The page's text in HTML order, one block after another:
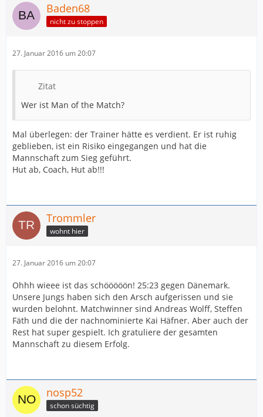
Baden68
nicht zu stoppen
27. Januar 2016 um 20:07
Zitat
Wer ist Man of the Match?
Mal überlegen: der Trainer hätte es verdient. Er ist ruhig
geblieben, ist ein Risiko eingegangen und hat die
Mannschaft zum Sieg geführt.
Hut ab, Coach, Hut ab!!!
Trommler
wohnt hier
27. Januar 2016 um 20:07
Ohhh wieee ist das schööööön! 25:23 gegen Dänemark.
Unsere Jungs haben sich den Arsch aufgerissen und sie
wurden belohnt. Matchwinner sind Andreas Wolff, Steffen
Fäth und die der nachnominierte Kai Häfner. Aber auch der
Rest hat super gespielt. Ich gratuliere der gesamten
Mannschaft zu diesem Erfolg.
nosp52
schon süchtig